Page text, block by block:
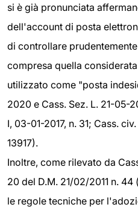
si è già pronunciata
dell'account di posta
di controllare
compresa quella
utilizzato come "posta
2020 e Cass. Sez. L. 21-05-
I, 03-01-2017, n. 31; Cass.
13917).
Inoltre, come rilevato da
20 del D.M. 21/02/2011 n.
le regole tecniche per